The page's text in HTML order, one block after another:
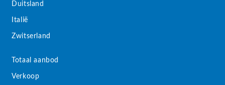
Duitsland
Italië
Zwitserland
Totaal aanbod
Verkoop